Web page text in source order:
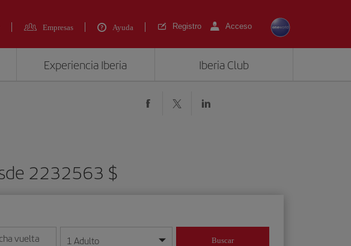
Empresas Ayuda Registro Acceso
Experiencia Iberia Iberia Club
2232563 $
vuelta 1 Adulto Buscar